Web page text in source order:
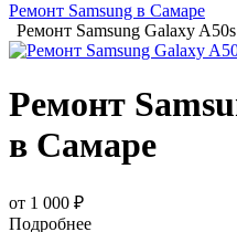
Ремонт Samsung в Самаре
Ремонт Samsung Galaxy
Ремонт
в Самаре
от 1 000 ₽
Подробнее